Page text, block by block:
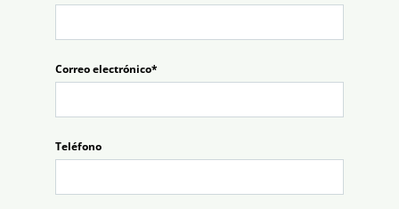
Correo electrónico*
Teléfono